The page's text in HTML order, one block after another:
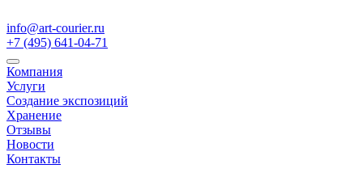
info@art-courier.ru
+7 (495) 641-04-71
Компания
Услуги
Создание экспозиций
Хранение
Отзывы
Новости
Контакты